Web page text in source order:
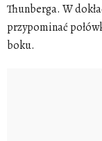
Thunberga. W
przypominać
boku.